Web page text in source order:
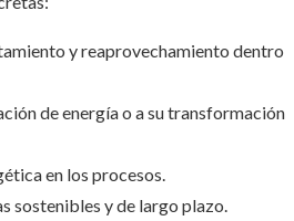
y reaprovechamiento dentro
de energía o a su transformación
en los procesos.
sostenibles y de largo plazo.